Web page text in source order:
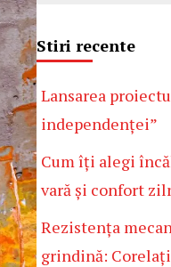
Stiri recente
Lansarea
independenței”
Cum îți alegi
vară și confort
Rezistența
grindină: